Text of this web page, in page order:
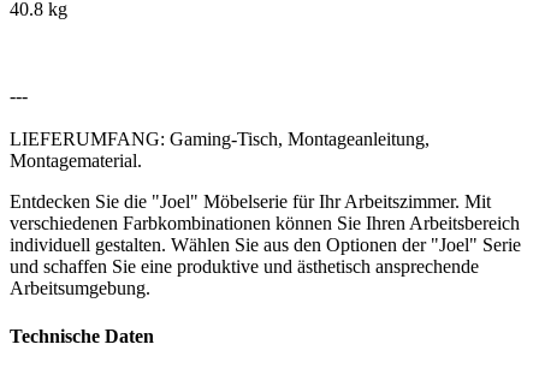
40.8 kg
---
LIEFERUMFANG: Gaming-Tisch, Montageanleitung,
Montagematerial.
Entdecken Sie die "Joel" Möbelserie für Ihr Arbeitszimmer. Mit
verschiedenen Farbkombinationen können Sie Ihren Arbeitsbereich
individuell gestalten. Wählen Sie aus den Optionen der "Joel" Serie
und schaffen Sie eine produktive und ästhetisch ansprechende
Arbeitsumgebung.
Technische Daten